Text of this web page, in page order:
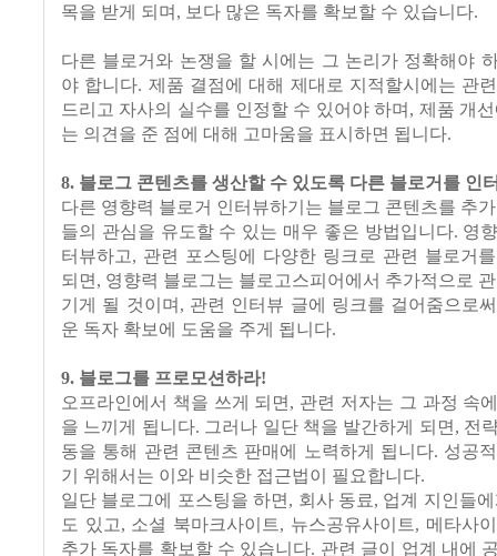
목을 받게 되며, 보다 많은 독자를 확보할 수 있습니다.
다른 블로거와 논쟁을 할 시에는 그 논리가 정확해야
야 합니다. 제품 결점에 대해 제대로 지적할시에는 관
드리고 자사의 실수를 인정할 수 있어야 하며, 제품 개
는 의견을 준 점에 대해 고마움을 표시하면 됩니다.
8. 블로그 콘텐츠를 생산할 수 있도록 다른 블로거를 인
다른 영향력 블로거 인터뷰하기는 블로그 콘텐츠를 추
들의 관심을 유도할 수 있는 매우 좋은 방법입니다. 영
터뷰하고, 관련 포스팅에 다양한 링크로 관련 블로거
되면, 영향력 블로그는 블로고스피어에서 추가적으로
기게 될 것이며, 관련 인터뷰 글에 링크를 걸어줌으로
운 독자 확보에 도움을 주게 됩니다.
9. 블로그를 프로모션하라!
오프라인에서 책을 쓰게 되면, 관련 저자는 그 과정 속
을 느끼게 됩니다. 그러나 일단 책을 발간하게 되면, 전
동을 통해 관련 콘텐츠 판매에 노력하게 됩니다. 성공
기 위해서는 이와 비슷한 접근법이 필요합니다.
일단 블로그에 포스팅을 하면, 회사 동료, 업계 지인들
도 있고, 소셜 북마크사이트, 뉴스공유사이트, 메타사
추가 독자를 확보할 수 있습니다. 관련 글이 업계 내에